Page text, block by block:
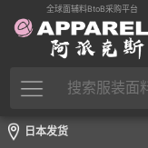
全球面辅料BtoB采购平台
日本发货